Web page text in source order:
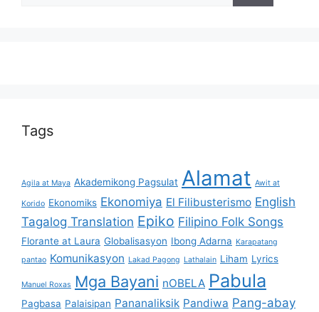
Tags
Agila at Maya Akademikong Pagsulat Alamat Awit at
Korido Ekonomiks Ekonomiya El Filibusterismo English
Tagalog Translation Epiko Filipino Folk Songs
Florante at Laura Globalisasyon Ibong Adarna Karapatang
pantao Komunikasyon Lakad Pagong Lathalain Liham Lyrics
Manuel Roxas Mga Bayani nOBELA Pabula
Pagbasa Palaisipan Pananaliksik Pandiwa Pang-abay